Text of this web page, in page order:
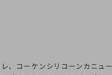
、コーケンシリコーンカニュー